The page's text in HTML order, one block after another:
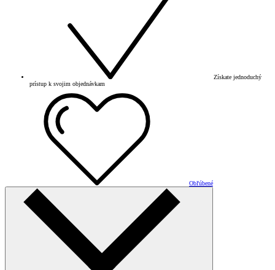
Získate jednoduchý
prístup k svojim objednávkam
Obľúbené